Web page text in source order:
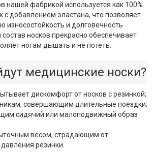
нашей фабрикой используется как 100%
с добавлением эластана, что позволяет
износостойкость и долговечность
носков прекрасно обеспечивает
ногам дышать и не потеть.
медицинские носки?
дискомфорт от носков с резинкой;
совершающим длительные поездки;
сидячий или малоподвижный образ
весом, страдающим от
резинки.